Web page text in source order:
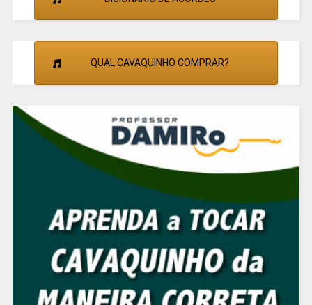
QUAL CAVAQUINHO COMPRAR?